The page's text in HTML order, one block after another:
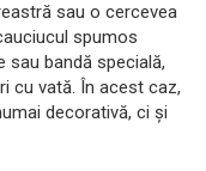
sau o cercevea
spumos
sau bandă specială,
cu vată. În acest caz,
decorativă, ci și